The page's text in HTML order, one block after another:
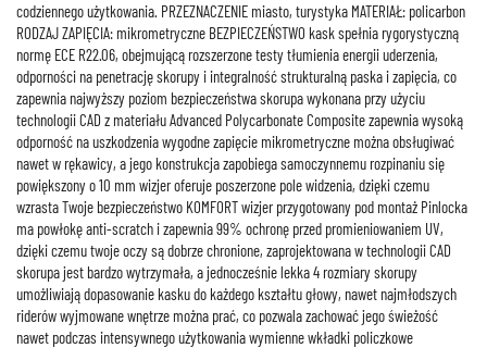
codziennego użytkowania. PRZEZNACZENIE miasto, turystyka MATERIAŁ: policarbon
RODZAJ ZAPIĘCIA: mikrometryczne BEZPIECZEŃSTWO kask spełnia rygorystyczną
normę ECE R22.06, obejmującą rozszerzone testy tłumienia energii uderzenia,
odporności na penetrację skorupy i integralność strukturalną paska i zapięcia, co
zapewnia najwyższy poziom bezpieczeństwa skorupa wykonana przy użyciu
technologii CAD z materiału Advanced Polycarbonate Composite zapewnia wysoką
odporność na uszkodzenia wygodne zapięcie mikrometryczne można obsługiwać
nawet w rękawicy, a jego konstrukcja zapobiega samoczynnemu rozpinaniu się
powiększony o 10 mm wizjer oferuje poszerzone pole widzenia, dzięki czemu
wzrasta Twoje bezpieczeństwo KOMFORT wizjer przygotowany pod montaż Pinlocka
ma powłokę anti-scratch i zapewnia 99% ochronę przed promieniowaniem UV,
dzięki czemu twoje oczy są dobrze chronione, zaprojektowana w technologii CAD
skorupa jest bardzo wytrzymała, a jednocześnie lekka 4 rozmiary skorupy
umożliwiają dopasowanie kasku do każdego kształtu głowy, nawet najmłodszych
riderów wyjmowane wnętrze można prać, co pozwala zachować jego świeżość
nawet podczas intensywnego użytkowania wymienne wkładki policzkowe